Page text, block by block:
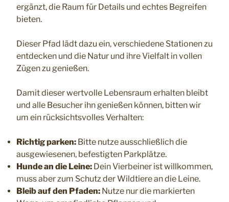
ergänzt, die Raum für Details und echtes Begreifen
bieten.
Dieser Pfad lädt dazu ein, verschiedene Stationen zu
entdecken und die Natur und ihre Vielfalt in vollen
Zügen zu genießen.
Damit dieser wertvolle Lebensraum erhalten bleibt
und alle Besucher ihn genießen können, bitten wir
um ein rücksichtsvolles Verhalten:
Richtig parken: Bitte nutze ausschließlich die
ausgewiesenen, befestigten Parkplätze.
Hunde an die Leine: Dein Vierbeiner ist willkommen,
muss aber zum Schutz der Wildtiere an die Leine.
Bleib auf den Pfaden: Nutze nur die markierten